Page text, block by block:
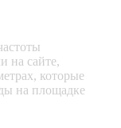
на сайте,
которые
на площадке